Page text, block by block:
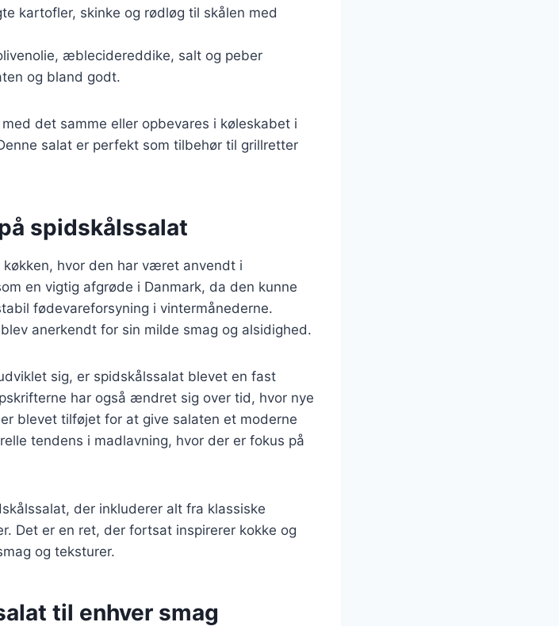
kartofler, skinke og rødløg til skålen med
æblecidereddike, salt og peber
og bland godt.
det samme eller opbevares i køleskabet i
salat er perfekt som tilbehør til grillretter
spidskålssalat
hvor den har været anvendt i
en vigtig afgrøde i Danmark, da den kunne
fødevareforsyning i vintermånederne.
anerkendt for sin milde smag og alsidighed.
sig, er spidskålssalat blevet en fast
har også ændret sig over tid, hvor nye
blevet tilføjet for at give salaten et moderne
tendens i madlavning, hvor der er fokus på
der inkluderer alt fra klassiske
Det er en ret, der fortsat inspirerer kokke og
og teksturer.
til enhver smag